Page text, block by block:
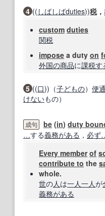
4 (( しばしばduties))税，
custom duties
関税
impose a duty on
外国の商品に課税す
5 ((口))（子どもの） 便通
けないもの）
成句 be (in) duty
…する義務がある ， 必ず
Every member of
contribute to the
whole.
世の人 は一人一人が
義務がある